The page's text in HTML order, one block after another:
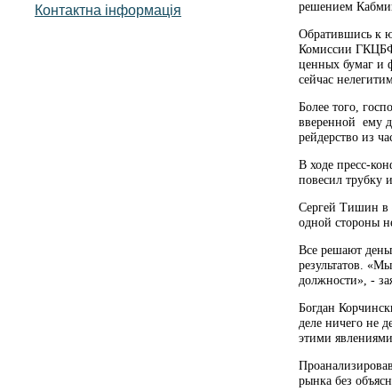
Контактна інформація
решением
Обратившись к
Комиссии
ценных бумаг и
сейчас
Более того,
вверенной ему
рейдерство из
В ходе пресс-
повесил трубку
Сергей Тишин в
одной стороны
Все решают
результатов.
должности», -
Богдан
деле ничего не
этими
рынка без